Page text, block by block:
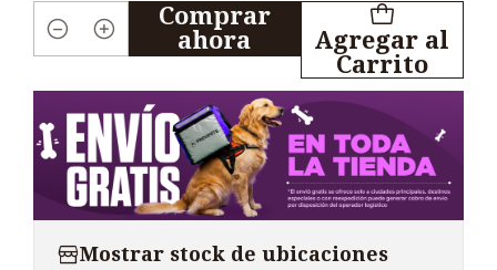
Cantidad
Agregar al
Carrito
Comprar
ahora
Mostrar stock de ubicaciones